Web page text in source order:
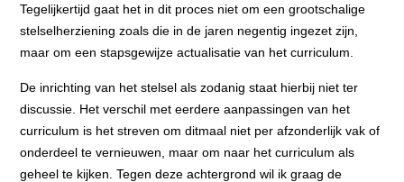
Tegelijkertijd gaat het in dit proces niet om een grootschalige
stelselherziening zoals die in de jaren negentig ingezet zijn,
maar om een stapsgewijze actualisatie van het curriculum.
De inrichting van het stelsel als zodanig staat hierbij niet ter
discussie. Het verschil met eerdere aanpassingen van het
curriculum is het streven om ditmaal niet per afzonderlijk vak of
onderdeel te vernieuwen, maar om naar het curriculum als
geheel te kijken. Tegen deze achtergrond wil ik graag de